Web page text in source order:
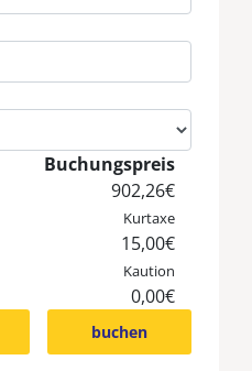
Buchungspreis
902,26€
Kurtaxe
15,00€
Kaution
0,00€
buchen